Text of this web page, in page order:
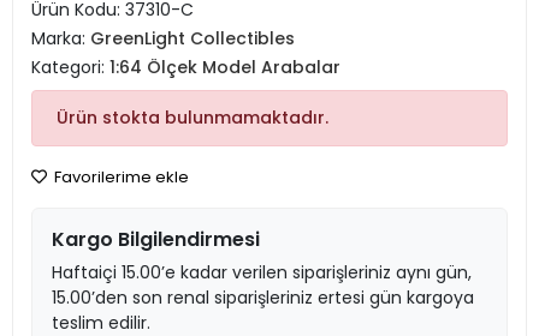
Ürün Kodu: 37310-C
Marka: GreenLight Collectibles
Kategori: 1:64 Ölçek Model Arabalar
Ürün stokta bulunmamaktadır.
Favorilerime ekle
Kargo Bilgilendirmesi
Haftaiçi 15.00’e kadar verilen siparişleriniz aynı gün,
15.00’den son renal siparişleriniz ertesi gün kargoya
teslim edilir.